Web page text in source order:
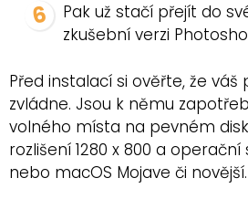
Pak už stačí přejít do
zkušební verzi
Před instalací si ověřte, že
zvládne. Jsou k němu
volného místa na pevném
rozlišení 1280 x 800 a operační
nebo macOS Mojave či novější.